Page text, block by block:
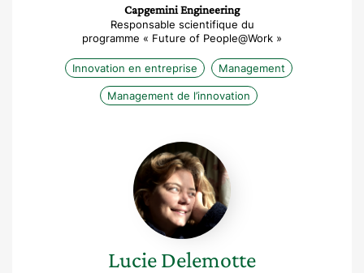
Capgemini Engineering
Responsable scientifique du
programme « Future of People@Work »
Innovation en entreprise Management
Management de l’innovation
Lucie
Delemotte
LucieDelemotte